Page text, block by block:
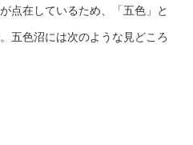
点在しているため、「五色」と
五色沼には次のような見どころ